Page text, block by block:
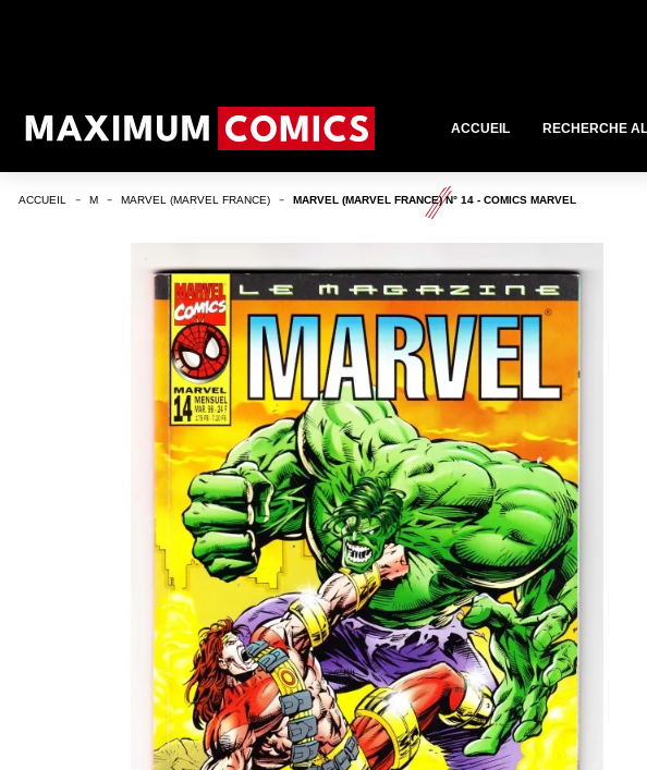
ACCUEIL RECHERCHE
ACCUEIL M MARVEL (MARVEL FRANCE) MARVEL (MARVEL FRANCE) N° 14 - COMICS MARVEL